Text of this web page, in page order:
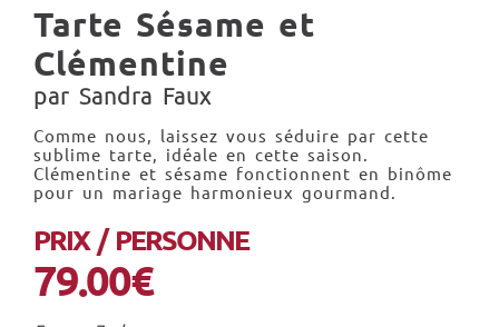
Tarte Sésame et
Clémentine
par Sandra Faux
Comme nous, laissez vous séduire par cette
sublime tarte, idéale en cette saison.
Clémentine et sésame fonctionnent en binôme
pour un mariage harmonieux gourmand.
PRIX / PERSONNE
79.00€